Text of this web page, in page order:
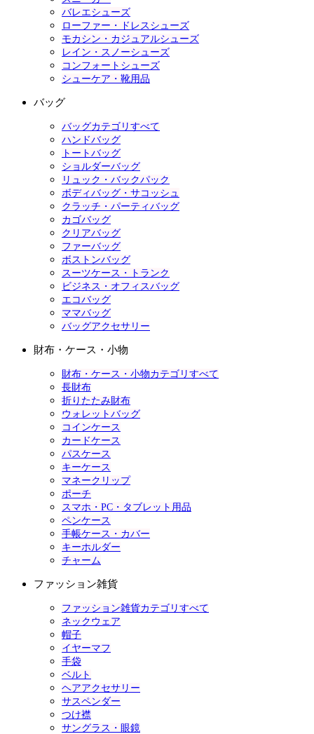
バレエシューズ
ローファー・ドレスシューズ
モカシン・カジュアルシューズ
レイン・スノーシューズ
コンフォートシューズ
シューケア・靴用品
バッグ
バッグカテゴリすべて
ハンドバッグ
トートバッグ
ショルダーバッグ
リュック・バックパック
ボディバッグ・サコッシュ
クラッチ・パーティバッグ
カゴバッグ
クリアバッグ
ファーバッグ
ボストンバッグ
スーツケース・トランク
ビジネス・オフィスバッグ
エコバッグ
ママバッグ
バッグアクセサリー
財布・ケース・小物
財布・ケース・小物カテゴリすべて
長財布
折りたたみ財布
ウォレットバッグ
コインケース
カードケース
パスケース
キーケース
マネークリップ
ポーチ
スマホ・PC・タブレット用品
ペンケース
手帳ケース・カバー
キーホルダー
チャーム
ファッション雑貨
ファッション雑貨カテゴリすべて
ネックウェア
帽子
イヤーマフ
手袋
ベルト
ヘアアクセサリー
サスペンダー
つけ襟
サングラス・眼鏡